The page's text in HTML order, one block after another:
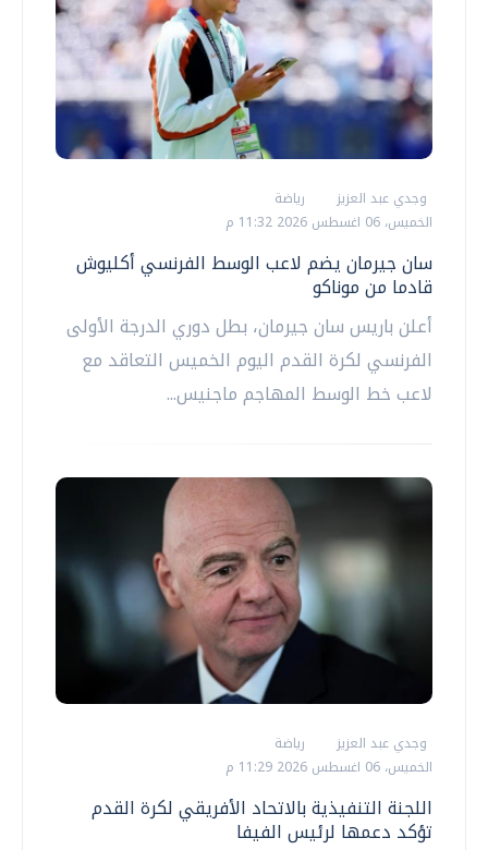
وجدي عبد العزيز
رياضة
الخميس، 06 اغسطس 2026 11:32 م
سان جيرمان يضم لاعب الوسط الفرنسي أكليوش
قادما من موناكو
أعلن باريس سان جيرمان، بطل دوري الدرجة الأولى
الفرنسي لكرة القدم ‌اليوم الخميس التعاقد مع
لاعب خط الوسط المهاجم ماجنيس...
وجدي عبد العزيز
رياضة
الخميس، 06 اغسطس 2026 11:29 م
اللجنة التنفيذية بالاتحاد الأفريقي لكرة القدم
تؤكد دعمها لرئيس الفيفا